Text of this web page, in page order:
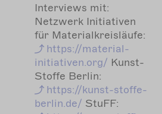
Interviews mit:
Netzwerk Initiativen
für Materialkreisläufe:
https://material-
initiativen.org/ Kunst-
Stoffe Berlin:
https://kunst-stoffe-
berlin.de/ StuFF: